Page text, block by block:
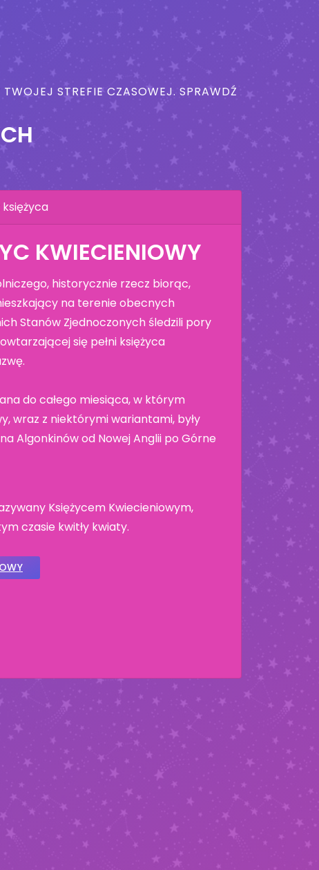
STREFIE CZASOWEJ. SPRAWDŹ
KWIECIENIOWY
historycznie rzecz biorąc,
na terenie obecnych
Stanów Zjednoczonych śledzili pory
się pełni księżyca
do całego miesiąca, w którym
wraz z niektórymi wariantami, były
Algonkinów od Nowej Anglii po Górne
Księżycem Kwiecieniowym,
czasie kwitły kwiaty.